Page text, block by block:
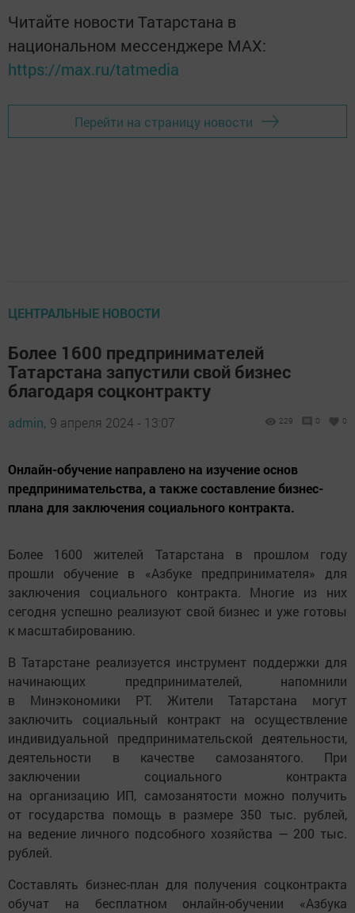
Читайте новости Татарстана в
национальном мессенджере MАХ:
https://max.ru/tatmedia
Перейти на страницу новости
ЦЕНТРАЛЬНЫЕ НОВОСТИ
Более 1600 предпринимателей
Татарстана запустили свой бизнес
благодаря соцконтракту
admin, 9 апреля 2024 - 13:07 229 0 0
Онлайн-обучение направлено на изучение основ
предпринимательства, а также составление бизнес-
плана для заключения социального контракта.
Более 1600 жителей Татарстана в прошлом году
прошли обучение в «Азбуке предпринимателя» для
заключения социального контракта. Многие из них
сегодня успешно реализуют свой бизнес и уже готовы
к масштабированию.
В Татарстане реализуется инструмент поддержки для
начинающих предпринимателей, напомнили
в Минэкономики РТ. Жители Татарстана могут
заключить социальный контракт на осуществление
индивидуальной предпринимательской деятельности,
деятельности в качестве самозанятого. При
заключении социального контракта
на организацию ИП, самозанятости можно получить
от государства помощь в размере 350 тыс. рублей,
на ведение личного подсобного хозяйства — 200 тыс.
рублей.
Составлять бизнес-план для получения соцконтракта
обучат на бесплатном онлайн-обучении «Азбука